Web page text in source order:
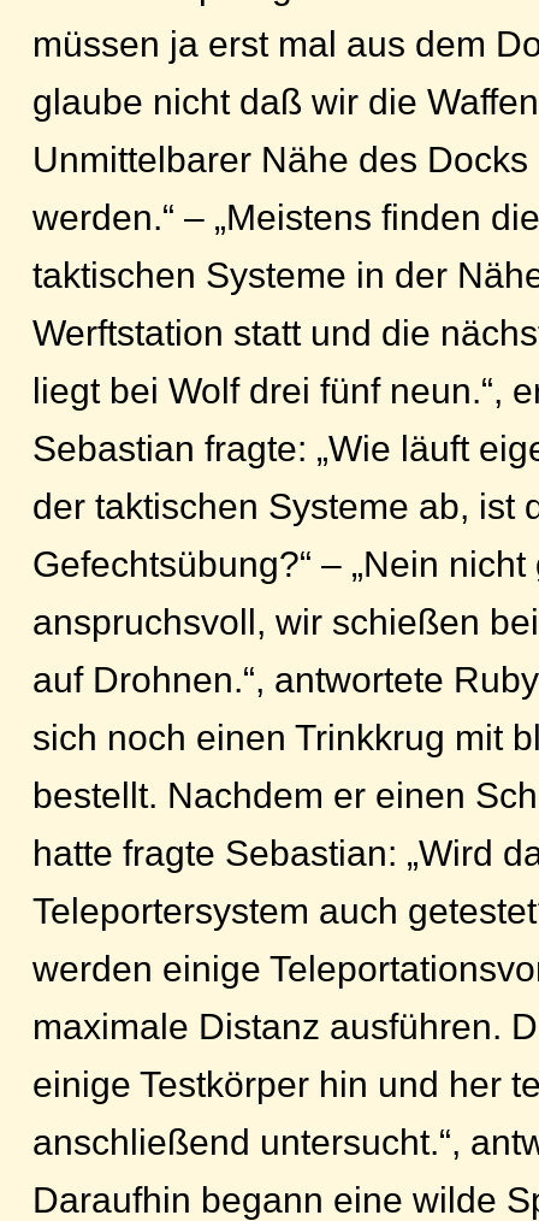
müssen ja erst mal aus dem
glaube nicht daß wir die
Unmittelbarer Nähe des
werden.“ – „Meistens finden
taktischen Systeme in der
Werftstation statt und die
liegt bei Wolf drei fünf neun.“,
Sebastian fragte: „Wie läuft
der taktischen Systeme ab, ist
Gefechtsübung?“ – „Nein
anspruchsvoll, wir schießen
auf Drohnen.“, antwortete
sich noch einen Trinkkrug mit
bestellt. Nachdem er einen
hatte fragte Sebastian: „Wird
Teleportersystem auch
werden einige
maximale Distanz ausführen.
einige Testkörper hin und her
anschließend untersucht.“,
Daraufhin begann eine wilde